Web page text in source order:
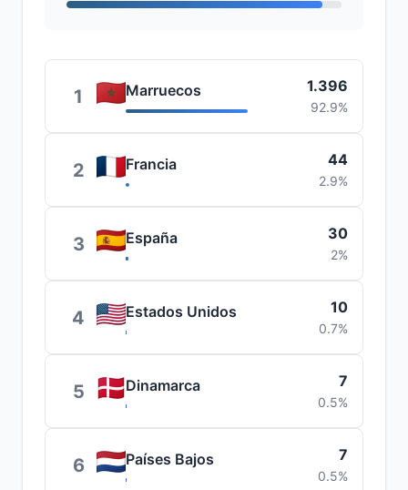
1 Marruecos 1.396
92.9%
2 Francia 44
2.9%
3 España 30
2%
4 Estados Unidos 10
0.7%
5 Dinamarca 7
0.5%
6 Países Bajos 7
0.5%